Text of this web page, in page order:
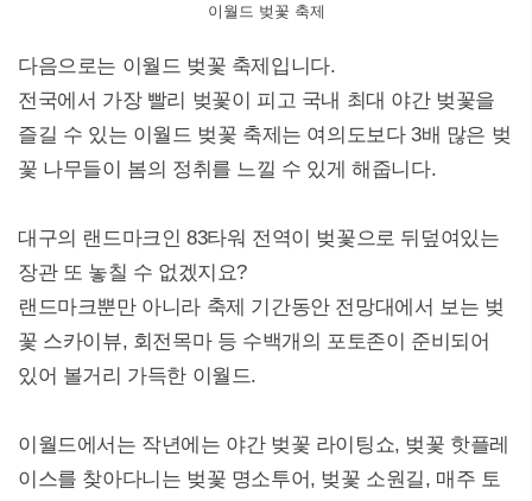
이월드 벚꽃 축제
다음으로는 이월드 벚꽃 축제입니다.
전국에서 가장 빨리 벚꽃이 피고 국내 최대 야간 벚꽃을
즐길 수 있는 이월드 벚꽃 축제는 여의도보다 3배 많은 벚
꽃 나무들이 봄의 정취를 느낄 수 있게 해줍니다.
대구의 랜드마크인 83타워 전역이 벚꽃으로 뒤덮여있는
장관 또 놓칠 수 없겠지요?
랜드마크뿐만 아니라 축제 기간동안 전망대에서 보는 벚
꽃 스카이뷰, 회전목마 등 수백개의 포토존이 준비되어
있어 볼거리 가득한 이월드.
이월드에서는 작년에는 야간 벚꽃 라이팅쇼, 벚꽃 핫플레
이스를 찾아다니는 벚꽃 명소투어, 벚꽃 소원길, 매주 토